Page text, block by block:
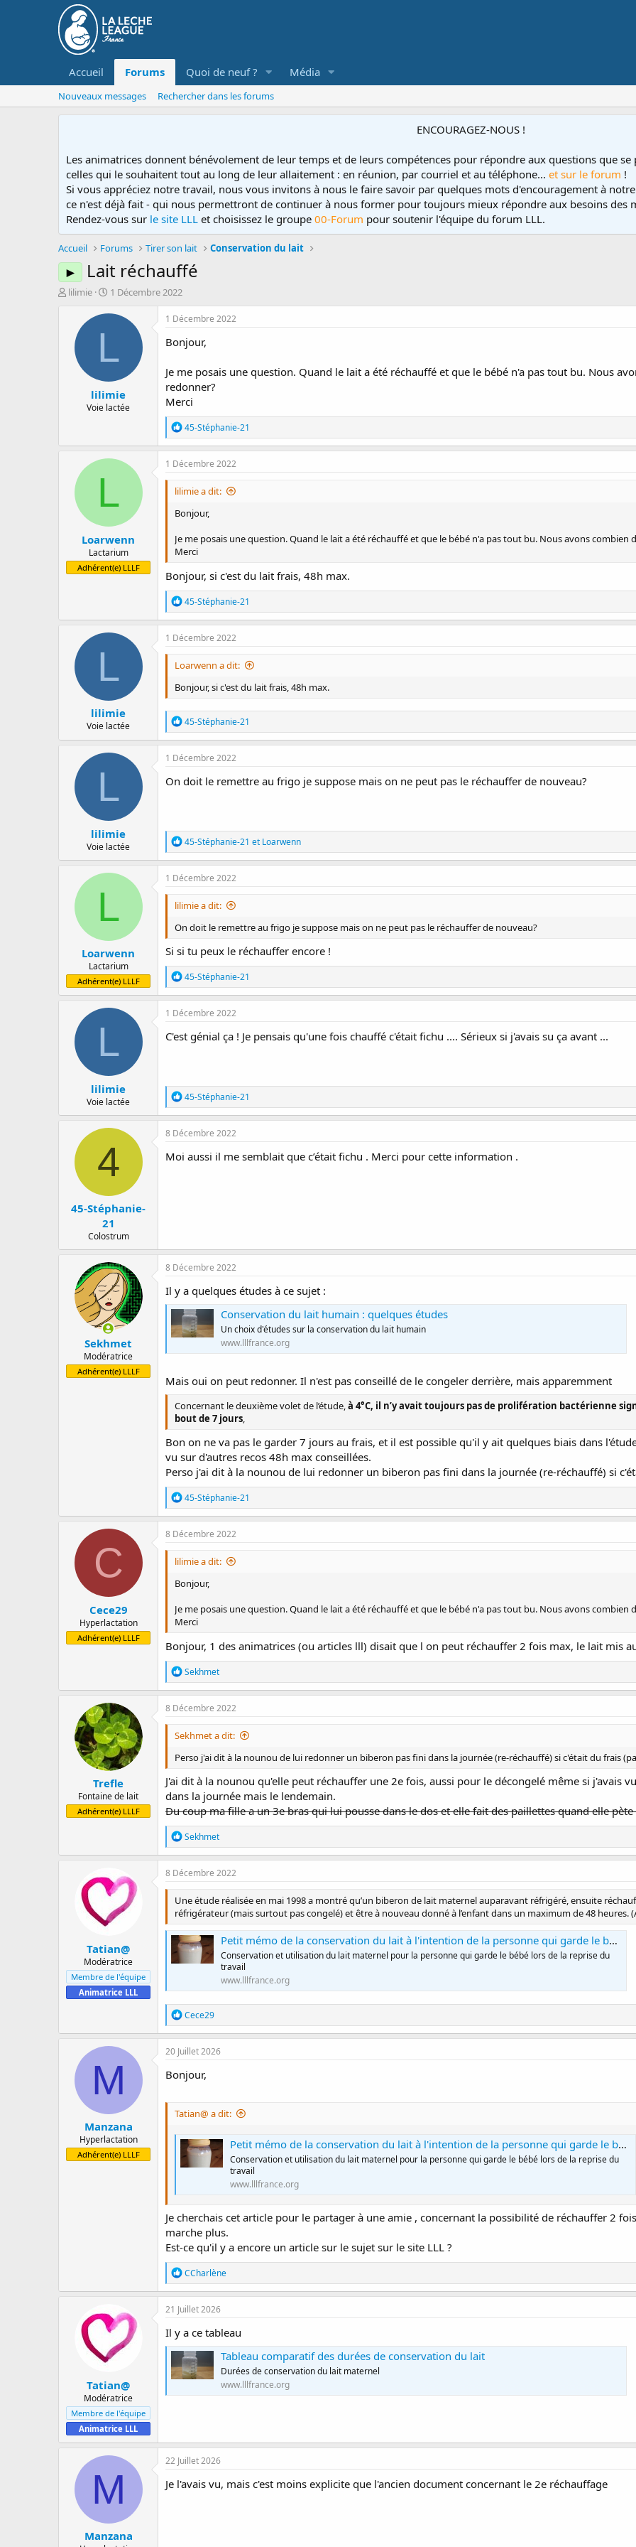
Accueil Forums Quoi de neuf ? Média
Nouveaux messages Rechercher dans les forums
ENCOURAGEZ-NOUS !
Les animatrices donnent bénévolement de leur temps et de leurs compétences pour répondre aux questions que
celles qui le souhaitent tout au long de leur allaitement : en réunion, par courriel et au téléphone... et sur le forum !
Si vous appréciez notre travail, nous vous invitons à nous le faire savoir par quelques mots d'encouragement à
ce n'est déjà fait - qui nous permettront de continuer à nous former pour toujours mieux répondre aux besoins des
Rendez-vous sur le site LLL et choisissez le groupe 00-Forum pour soutenir l'équipe du forum LLL.
Accueil Forums Tirer son lait Conservation du lait
► Lait réchauffé
D
lilimie
D
t
e
é
b
u
1 Décembre 2022
L
lilimie
Voie lactée
1 Décembre 2022
Bonjour,
Je me posais une question. Quand le lait a été réchauffé et que le bébé n'a pas tout bu. Nous
redonner?
Merci
R
é
a
c
o
s
45-Stéphanie-21
L
Loarwenn
Lactarium
Adhérent(e) LLLF
1 Décembre 2022
lilimie a dit:
Bonjour,
Je me posais une question. Quand le lait a été réchauffé et que le bébé n'a pas tout bu. Nous avons
Merci
Bonjour, si c'est du lait frais, 48h max.
R
é
a
c
o
s
45-Stéphanie-21
L
lilimie
Voie lactée
1 Décembre 2022
Loarwenn a dit:
Bonjour, si c'est du lait frais, 48h max.
R
é
a
c
i
o
45-Stéphanie-21
L
lilimie
Voie lactée
1 Décembre 2022
On doit le remettre au frigo je suppose mais on ne peut pas le réchauffer de nouveau?
R
é
a
c
o
s
45-Stéphanie-21 et Loarwenn
L
Loarwenn
Lactarium
Adhérent(e) LLLF
1 Décembre 2022
lilimie a dit:
On doit le remettre au frigo je suppose mais on ne peut pas le réchauffer de nouveau?
Si si tu peux le réchauffer encore !
R
é
a
c
i
o
45-Stéphanie-21
L
lilimie
Voie lactée
1 Décembre 2022
C'est génial ça ! Je pensais qu'une fois chauffé c'était fichu .... Sérieux si j'avais su ça avant ...
R
é
a
c
o
45-Stéphanie-21
4
45-Stéphanie-
21
Colostrum
8 Décembre 2022
Moi aussi il me semblait que c’était fichu . Merci pour cette information .
Sekhmet
Modératrice
Adhérent(e) LLLF
8 Décembre 2022
Il y a quelques études à ce sujet :
Conservation du lait humain : quelques études
Un choix d'études sur la conservation du lait humain
www.lllfrance.org
Mais oui on peut redonner. Il n'est pas conseillé de le congeler derrière, mais apparemment
Concernant le deuxième volet de l’étude,à 4°C, il n’y avait toujours pas de prolifération bactérienne
bout de 7 jours,
Bon on ne va pas le garder 7 jours au frais, et il est possible qu'il y ait quelques biais dans
vu sur d'autres recos 48h max conseillées.
Perso j'ai dit à la nounou de lui redonner un biberon pas fini dans la journée (re-réchauffé) si
R
é
a
c
o
s
45-Stéphanie-21
C
Cece29
Hyperlactation
Adhérent(e) LLLF
8 Décembre 2022
lilimie a dit:
Bonjour,
Je me posais une question. Quand le lait a été réchauffé et que le bébé n'a pas tout bu. Nous avons
Merci
Bonjour, 1 des animatrices (ou articles lll) disait que l on peut réchauffer 2 fois max, le lait mis
R
é
a
c
o
s
Sekhmet
Trefle
Fontaine de lait
Adhérent(e) LLLF
8 Décembre 2022
Sekhmet a dit:
Perso j'ai dit à la nounou de lui redonner un biberon pas fini dans la journée (re-réchauffé) si c'était du frais
J'ai dit à la nounou qu'elle peut réchauffer une 2e fois, aussi pour le décongelé même si j'avais
dans la journée mais le lendemain.
Du coup ma fille a un 3e bras qui lui pousse dans le dos et elle fait des paillettes quand elle pète
R
é
a
c
o
n
:
Sekhmet
Tatian@
Modératrice
Membre de l'équipe
Animatrice LLL
8 Décembre 2022
Une étude réalisée en mai 1998 a montré qu’un biberon de lait maternel auparavant réfrigéré, ensuite
réfrigérateur (mais surtout pas congelé) et être à nouveau donné à l’enfant dans un maximum de 48
Petit mémo de la conservation du lait à l'intention de la personne qui garde le bébé
Conservation et utilisation du lait maternel pour la personne qui garde le bébé lors de la reprise du
travail
www.lllfrance.org
R
é
a
c
i
o
:
Cece29
M
Manzana
Hyperlactation
Adhérent(e) LLLF
20 Juillet 2026
Bonjour,
Tatian@ a dit:
Petit mémo de la conservation du lait à l'intention de la personne qui garde le bébé
Conservation et utilisation du lait maternel pour la personne qui garde le bébé lors de la reprise du
travail
www.lllfrance.org
Je cherchais cet article pour le partager à une amie , concernant la possibilité de réchauffer 2
marche plus.
Est-ce qu'il y a encore un article sur le sujet sur le site LLL ?
R
é
a
c
i
o
n
s
:
CCharlène
Tatian@
Modératrice
Membre de l'équipe
Animatrice LLL
21 Juillet 2026
Il y a ce tableau
Tableau comparatif des durées de conservation du lait
Durées de conservation du lait maternel
www.lllfrance.org
M
Manzana
22 Juillet 2026
Je l'avais vu, mais c'est moins explicite que l'ancien document concernant le 2e réchauffage